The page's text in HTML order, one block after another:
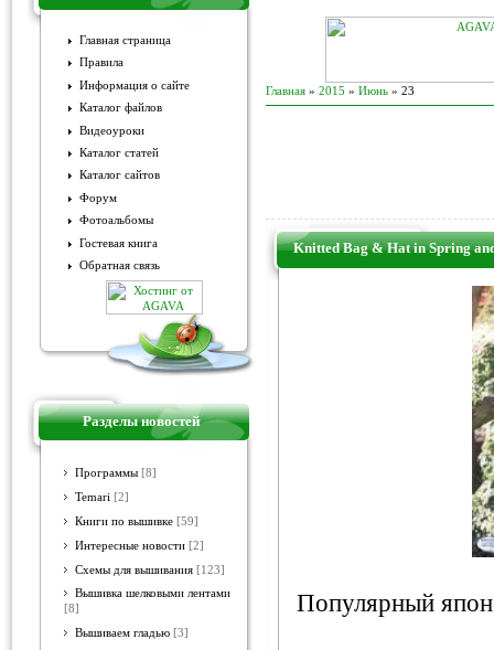
Главная страница
Правила
Информация о сайте
Каталог файлов
Видеоуроки
Каталог статей
Каталог сайтов
Форум
Фотоальбомы
Гостевая книга
Обратная связь
Разделы новостей
Программы [8]
Temari [2]
Книги по вышивке [59]
Интересные новости [2]
Схемы для вышивания [123]
Вышивка шелковыми лентами
[8]
Вышиваем гладью [3]
Главная » 2015 » Июнь » 23
Knitted Bag & Hat in Spring
Популярный